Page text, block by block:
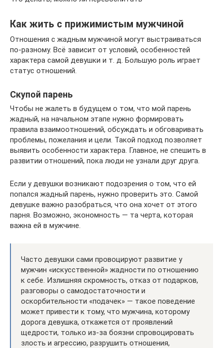
Как жить с прижимистым мужчиной
Отношения с жадным мужчиной могут выстраиваться
по-разному. Всё зависит от условий, особенностей
характера самой девушки и т. д. Большую роль играет
статус отношений.
Скупой парень
Чтобы не жалеть в будущем о том, что мой парень
жадный, на начальном этапе нужно формировать
правила взаимоотношений, обсуждать и обговаривать
проблемы, пожелания и цели. Такой подход позволяет
выявить особенности характера. Главное, не спешить в
развитии отношений, пока люди не узнали друг друга.
Если у девушки возникают подозрения о том, что ей
попался жадный парень, нужно проверить это. Самой
девушке важно разобраться, что она хочет от этого
парня. Возможно, экономность — та черта, которая
важна ей в мужчине.
Часто девушки сами провоцируют развитие у
мужчин «искусственной» жадности по отношению
к себе. Излишняя скромность, отказ от подарков,
разговоры о самодостаточности и
оскорбительности «подачек» — такое поведение
может привести к тому, что мужчина, которому
дорога девушка, откажется от проявлений
щедрости, только из-за боязни спровоцировать
злость и агрессию, разрушить отношения,